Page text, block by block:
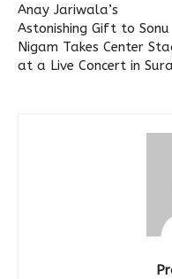
Anay Jariwala’s
Astonishing Gift to Sonu
Nigam Takes Center
at a Live Concert in